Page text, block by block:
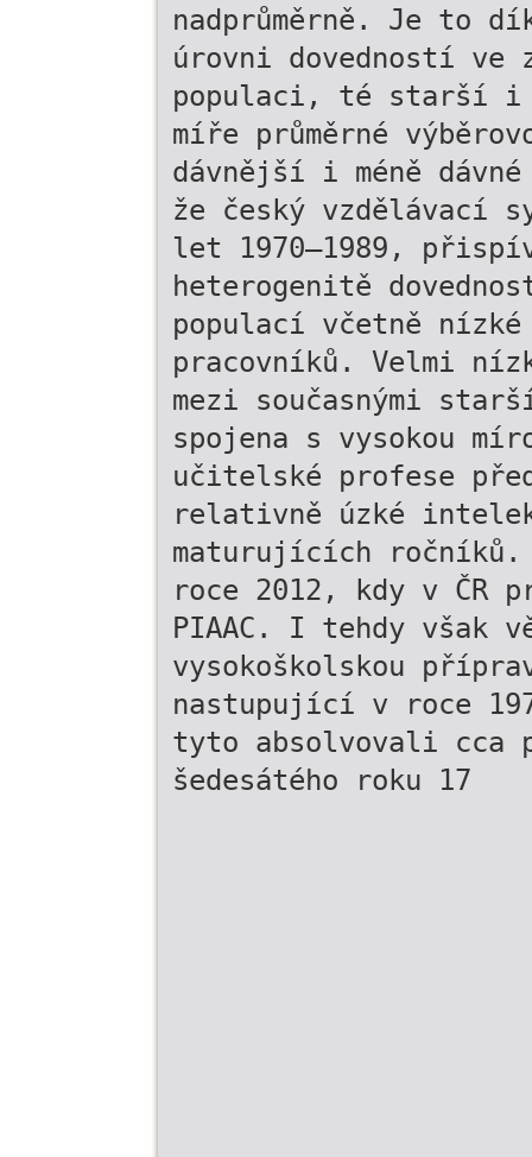
nadprůměrně. Je to
úrovni dovedností ve
populaci, té starší i
míře průměrné
dávnější i méně
že český vzdělávací
let 1970–1989,
heterogenitě
populací včetně nízké
pracovníků. Velmi
mezi současnými
spojena s vysokou
učitelské profese
relativně úzké
maturujících ročníků.
roce 2012, kdy v ČR
PIAAC. I tehdy však
vysokoškolskou
nastupující v roce
tyto absolvovali cca
šedesátého roku 17